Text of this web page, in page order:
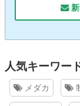
新
人気キーワー
メダカ